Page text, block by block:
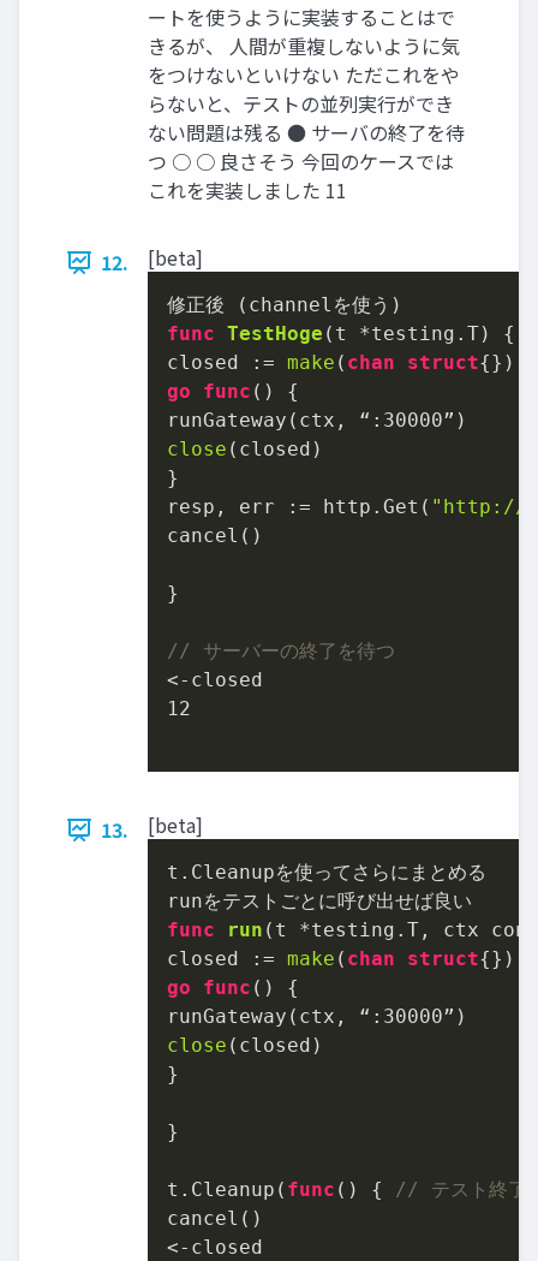
ートを使うように実装することはで
きるが、 人間が重複しないように気
をつけないといけない ただこれをや
らないと、テストの並列実行ができ
ない問題は残る ● サーバの終了を待
つ ○ ○ 良さそう 今回のケースでは
これを実装しました 11
12. [beta]
func TestHoge (t *testing.T)
{
closed := make ( chan struct
go
func ()
{
runGateway(ctx, “: 30000
close (closed)
}
resp, err := http.Get( "http://
cancel()
}
// サーバーの終了を待つ
12
13. [beta]
t.Cleanupを使ってさらにまとめる
func
run (t *testing.T, ctx
closed := make ( chan struct
go
func ()
{
runGateway(ctx, “: 30000
close (closed)
}
}
t.Cleanup( func () { // テスト終了
cancel()
<-closed